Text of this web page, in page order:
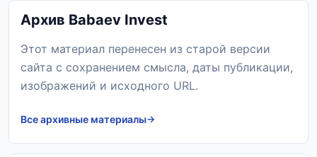
Архив Babaev Invest
Этот материал перенесен из старой версии
сайта с сохранением смысла, даты публикации,
изображений и исходного URL.
Все архивные материалы